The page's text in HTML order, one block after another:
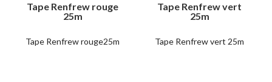
Tape Renfrew rouge
25m
Tape Renfrew rouge25m
Tape Renfrew vert
25m
Tape Renfrew vert 25m